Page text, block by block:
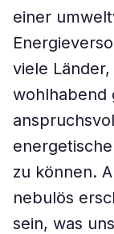
einer
viele
wohlhabend
zu können.
nebulös
sein, was